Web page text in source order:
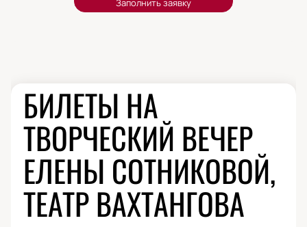
БИЛЕТЫ НА
ТВОРЧЕСКИЙ ВЕЧЕР
ЕЛЕНЫ СОТНИКОВОЙ,
ТЕАТР ВАХТАНГОВА